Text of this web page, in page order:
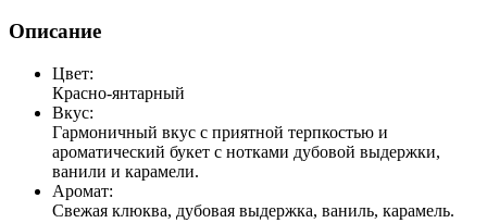
Описание
Цвет:
Красно-янтарный
Вкус:
Гармоничный вкус с приятной терпкостью и
ароматический букет с нотками дубовой выдержки,
ванили и карамели.
Аромат:
Свежая клюква, дубовая выдержка, ваниль, карамель.